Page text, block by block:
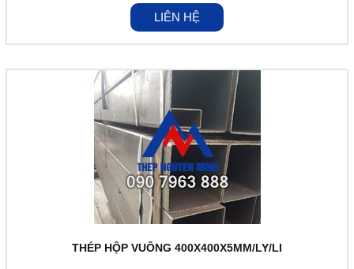
LIÊN HỆ
THÉP HỘP VUÔNG 400X400X5MM/LY/LI